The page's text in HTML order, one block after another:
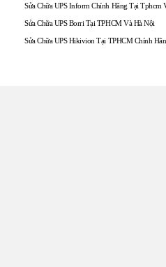
Sửa Chữa UPS Inform Chính Hãng Tại Tphcm
Sửa Chữa UPS Borri Tại TPHCM Và Hà Nội
Sửa Chữa UPS Hikivion Tại TPHCM Chính